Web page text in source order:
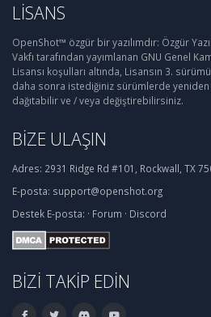
LISANS
OpenShot™ özgür bir yazılımdır: Özgür
Vakfı tarafından yayımlanan GNU Genel
Lisansı koşulları altında, Lisansın 3.
daha sonra istediğiniz sürümlerde yeniden
dağıtabilir ve / veya değiştirebilirsiniz.
BIZE ULAŞIN
Adres: 2931 Ridge Rd #101, Rockwall, TX
E-posta: support@openshot.org
Destek E-posta: · Forum · Discord
BIZI TAKIP EDIN